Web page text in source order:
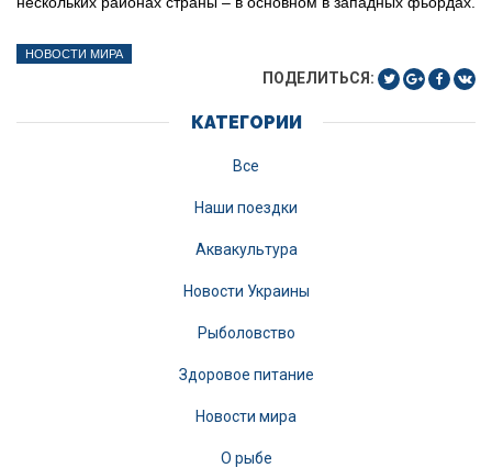
НОВОСТИ МИРА
ПОДЕЛИТЬСЯ:
КАТЕГОРИИ
Все
Наши поездки
Аквакультура
Новости Украины
Рыболовство
Здоровое питание
Новости мира
О рыбе